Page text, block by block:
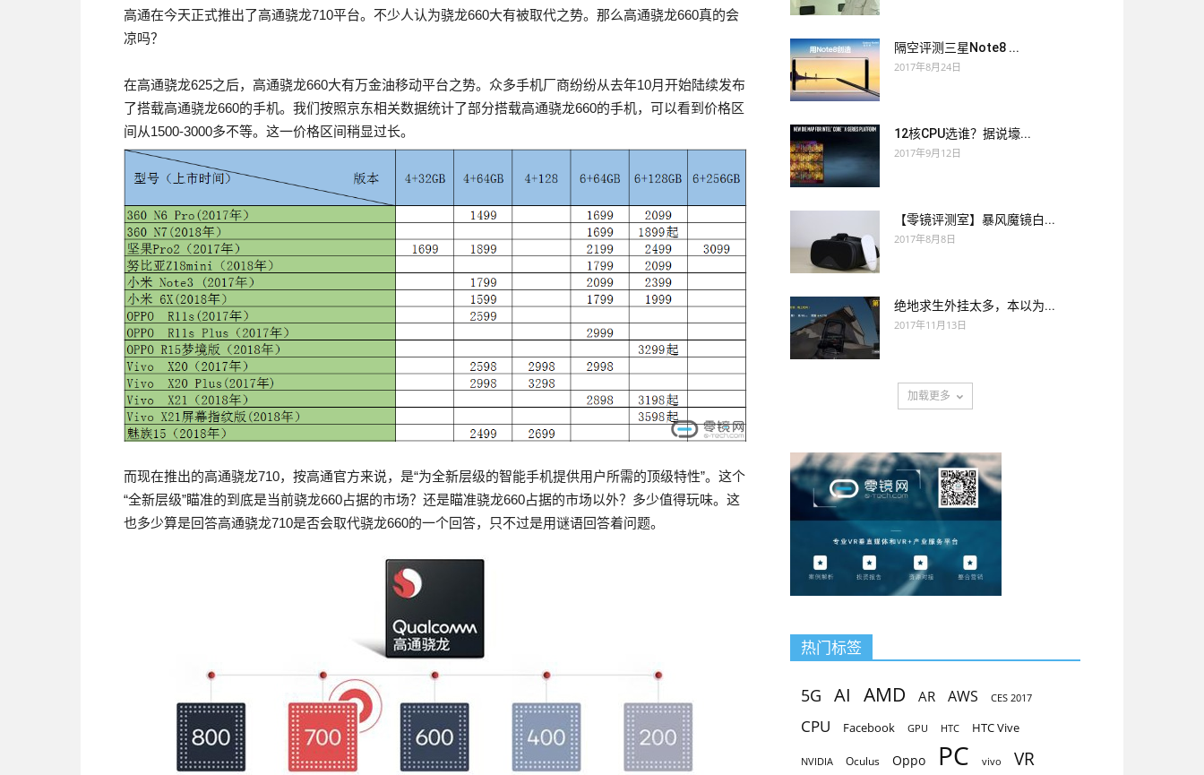
高通在今天正式推出了高通骁龙710平台。不少人认为骁龙660大有被取代之势。那么高通骁龙660真的会
凉吗？
在高通骁龙625之后，高通骁龙660大有万金油移动平台之势。众多手机厂商纷纷从去年10月开始陆续发布
了搭载高通骁龙660的手机。我们按照京东相关数据统计了部分搭载高通骁龙660的手机，可以看到价格区
间从1500-3000多不等。这一价格区间稍显过长。
而现在推出的高通骁龙710，按高通官方来说，是“为全新层级的智能手机提供用户所需的顶级特性”。这个
“全新层级”瞄准的到底是当前骁龙660占据的市场？还是瞄准骁龙660占据的市场以外？多少值得玩味。这
也多少算是回答高通骁龙710是否会取代骁龙660的一个回答，只不过是用谜语回答着问题。
隔空评测三星Note8 ...
2017年8月24日
12核CPU选谁？据说壕...
2017年9月12日
【零镜评测室】暴风魔镜白...
2017年8月8日
绝地求生外挂太多，本以为...
2017年11月13日
加载更多
热门标签
5G AI AMD AR AWS CES 2017
CPU Facebook GPU HTC HTC Vive
NVIDIA Oculus Oppo PC vivo VR